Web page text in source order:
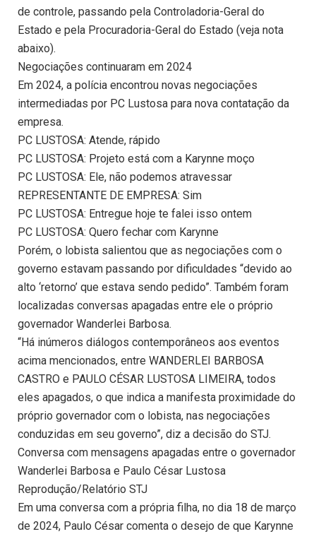
de controle, passando pela Controladoria-Geral do
Estado e pela Procuradoria-Geral do Estado (veja nota
abaixo).
Negociações continuaram em 2024
Em 2024, a polícia encontrou novas negociações
intermediadas por PC Lustosa para nova contatação da
empresa.
PC LUSTOSA: Atende, rápido
PC LUSTOSA: Projeto está com a Karynne moço
PC LUSTOSA: Ele, não podemos atravessar
REPRESENTANTE DE EMPRESA: Sim
PC LUSTOSA: Entregue hoje te falei isso ontem
PC LUSTOSA: Quero fechar com Karynne
Porém, o lobista salientou que as negociações com o
governo estavam passando por dificuldades “devido ao
alto ‘retorno’ que estava sendo pedido”. Também foram
localizadas conversas apagadas entre ele o próprio
governador Wanderlei Barbosa.
“Há inúmeros diálogos contemporâneos aos eventos
acima mencionados, entre WANDERLEI BARBOSA
CASTRO e PAULO CÉSAR LUSTOSA LIMEIRA, todos
eles apagados, o que indica a manifesta proximidade do
próprio governador com o lobista, nas negociações
conduzidas em seu governo”, diz a decisão do STJ.
Conversa com mensagens apagadas entre o governador
Wanderlei Barbosa e Paulo César Lustosa
Reprodução/Relatório STJ
Em uma conversa com a própria filha, no dia 18 de março
de 2024, Paulo César comenta o desejo de que Karynne